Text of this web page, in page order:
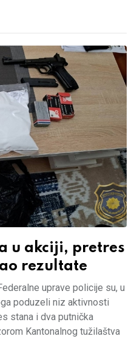
u akciji, pretres
rezultate
uprave policije su, u
poduzeli niz aktivnosti
stana i dva putnička
Kantonalnog tužilaštva